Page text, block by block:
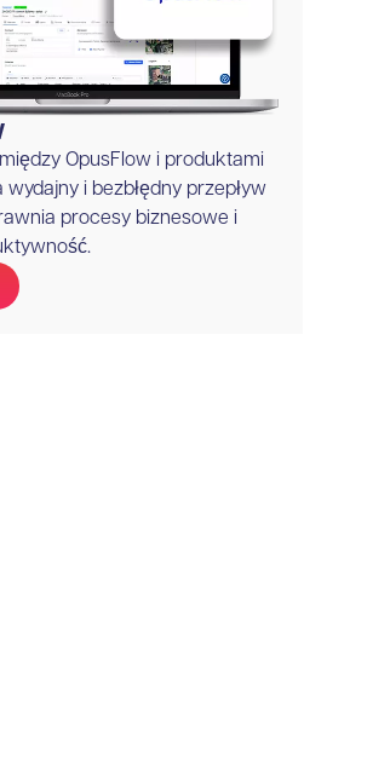
między OpusFlow i produktami
i bezbłędny przepływ
procesy biznesowe i